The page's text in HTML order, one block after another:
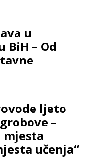
u
BiH – Od
ljeto
–
mjesta
učenja“